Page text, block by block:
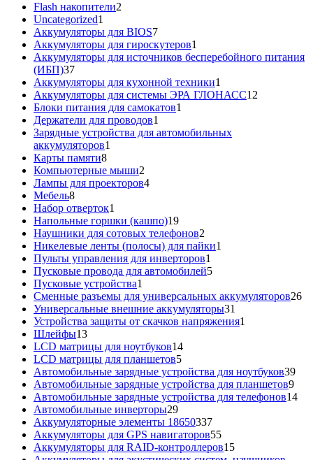
Flash накопители2
Uncategorized1
товар
Аккумуляторы для BIOS77
товаров
Аккумуляторы для гироскутеров1
товар
Аккумуляторы для источников бесперебойного питания
(ИБП)3737
товаров
Аккумуляторы для кухонной техники1
товар
Аккумуляторы для системы ЭРА ГЛОНАСС12
Блоки питания для самокатов1
Держатели для проводов1
товар
Зарядные устройства для автомобильных
аккумуляторов1
Карты памяти88
товаров
Компьютерные мыши2
товара
Лампы для проекторов44
Мебель88
товаров
Набор отверток1
товар
Напольные горшки (кашпо)1919
товаров
Наушники для сотовых телефонов2
товара
Никелевые ленты (полосы) для пайки1
Пульты управления для инверторов1
товар
Пусковые провода для автомобилей55
Пусковые устройства1
товар
Сменные разъемы для универсальных аккумуляторов2626
Универсальные внешние аккумуляторы31
товар
Устройства защиты от скачков напряжения1
Шлейфы1313
товаров
LCD матрицы для ноутбуков1414
LCD матрицы для планшетов55
товаров
Автомобильные зарядные устройства для ноутбуков3939
Автомобильные зарядные устройства для планшетов99
Автомобильные зарядные устройства для телефонов1414
Автомобильные инверторы2929
товаров
Аккумуляторные элементы 18650337337
товаров
Аккумуляторы для GPS навигаторов5555
товаров
Аккумуляторы для RAID-контроллеров1515